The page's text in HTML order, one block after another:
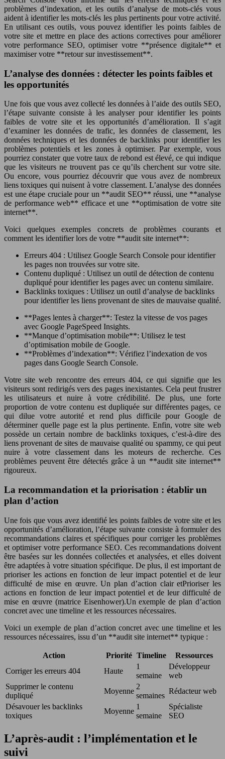
problèmes d’indexation, et les outils d’analyse de mots-clés vous
aident à identifier les mots-clés les plus pertinents pour votre activité.
En utilisant ces outils, vous pouvez identifier les points faibles de
votre site et mettre en place des actions correctives pour améliorer
votre performance SEO, optimiser votre **présence digitale** et
maximiser votre **retour sur investissement**.
L’analyse des données : détecter les points faibles et
les opportunités
Une fois que vous avez collecté les données à l’aide des outils SEO,
l’étape suivante consiste à les analyser pour identifier les points
faibles de votre site et les opportunités d’amélioration. Il s’agit
d’examiner les données de trafic, les données de classement, les
données techniques et les données de backlinks pour identifier les
problèmes potentiels et les zones à optimiser. Par exemple, vous
pourriez constater que votre taux de rebond est élevé, ce qui indique
que les visiteurs ne trouvent pas ce qu’ils cherchent sur votre site.
Ou encore, vous pourriez découvrir que vous avez de nombreux
liens toxiques qui nuisent à votre classement. L’analyse des données
est une étape cruciale pour un **audit SEO** réussi, une **analyse
de performance web** efficace et une **optimisation de votre site
internet**.
Voici quelques exemples concrets de problèmes courants et
comment les identifier lors de votre **audit site internet**:
Erreurs 404 : Utilisez Google Search Console pour identifier
les pages non trouvées sur votre site.
Contenu dupliqué : Utilisez un outil de détection de contenu
dupliqué pour identifier les pages avec un contenu similaire.
Backlinks toxiques : Utilisez un outil d’analyse de backlinks
pour identifier les liens provenant de sites de mauvaise qualité.
**Pages lentes à charger**: Testez la vitesse de vos pages
avec Google PageSpeed Insights.
**Manque d’optimisation mobile**: Utilisez le test
d’optimisation mobile de Google.
**Problèmes d’indexation**: Vérifiez l’indexation de vos
pages dans Google Search Console.
Votre site web rencontre des erreurs 404, ce qui signifie que les
visiteurs sont redirigés vers des pages inexistantes. Cela peut frustrer
les utilisateurs et nuire à votre crédibilité. De plus, une forte
proportion de votre contenu est dupliquée sur différentes pages, ce
qui dilue votre autorité et rend plus difficile pour Google de
déterminer quelle page est la plus pertinente. Enfin, votre site web
possède un certain nombre de backlinks toxiques, c’est-à-dire des
liens provenant de sites de mauvaise qualité ou spammy, ce qui peut
nuire à votre classement dans les moteurs de recherche. Ces
problèmes peuvent être détectés grâce à un **audit site internet**
rigoureux.
La recommandation et la priorisation : établir un
plan d’action
Une fois que vous avez identifié les points faibles de votre site et les
opportunités d’amélioration, l’étape suivante consiste à formuler des
recommandations claires et spécifiques pour corriger les problèmes
et optimiser votre performance SEO. Ces recommandations doivent
être basées sur les données collectées et analysées, et elles doivent
être adaptées à votre situation spécifique. De plus, il est important de
prioriser les actions en fonction de leur impact potentiel et de leur
difficulté de mise en œuvre. Un plan d’action clair etPrioriser les
actions en fonction de leur impact potentiel et de leur difficulté de
mise en œuvre (matrice Eisenhower).Un exemple de plan d’action
concret avec une timeline et les ressources nécessaires.
Voici un exemple de plan d’action concret avec une timeline et les
ressources nécessaires, issu d’un **audit site internet** typique :
Action Priorité Timeline
Ressources
Corriger les erreurs 404
Haute
1
semaine
Développeur
web
Supprimer le contenu
dupliqué
Moyenne
2
semaines
Rédacteur web
Désavouer les backlinks
toxiques
Moyenne
1
semaine
Spécialiste
SEO
L’après-audit : l’implémentation et le
suivi